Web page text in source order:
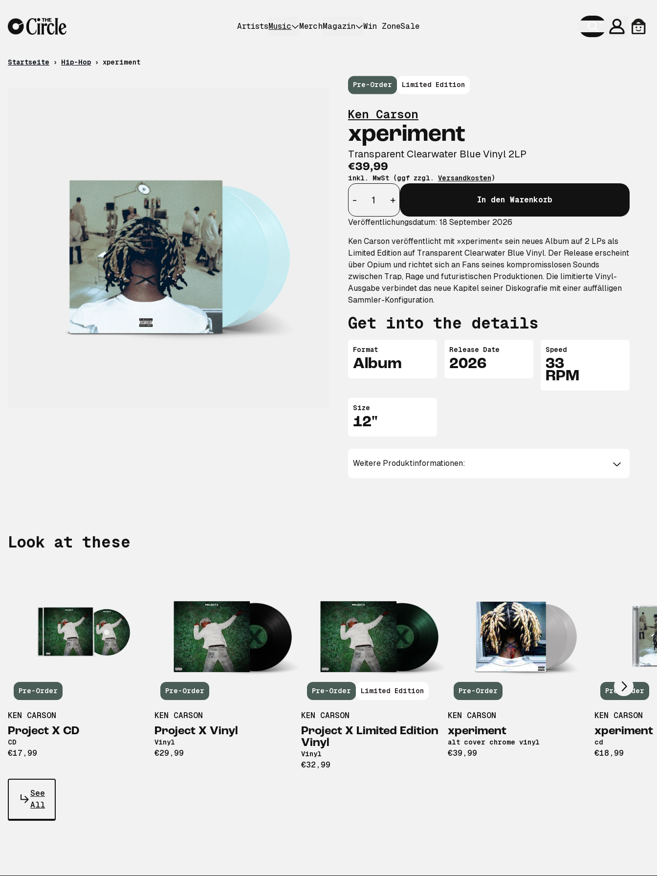
ArtistsMusic MerchMagazin Win ZoneSale
Konto
Startseite › Hip-Hop › xperiment
Ken Carson
xperiment
Transparent Clearwater Blue Vinyl 2LP
€39,99
inkl. MwSt (ggf zzgl. Versandkosten)
Anzahl
-
+ In den Warenkorb
Veröffentlichungsdatum: 18 September 2026
Ken Carson veröffentlicht mit »xperiment« sein neues Album auf 2 LPs als
Limited Edition auf Transparent Clearwater Blue Vinyl. Der Release erscheint
über Opium und richtet sich an Fans seines kompromisslosen Sounds
zwischen Trap, Rage und futuristischen Produktionen. Die limitierte Vinyl-
Ausgabe verbindet das neue Kapitel seiner Diskografie mit einer auffälligen
Sammler-Konfiguration.
Get into the details
Format
Album
Release Date
2026
Speed
33
RPM
Size
12"
Pre-Order Limited Edition
Weitere Produktinformationen:
Look at these
Pre-Order
KEN CARSON
Project X CD
CD
€17,99
Pre-Order
KEN CARSON
Project X Vinyl
Vinyl
€29,99
Pre-Order Limited Edition
KEN CARSON
Project X Limited Edition
Vinyl
Vinyl
€32,99
Pre-Order
KEN CARSON
xperiment
alt cover chrome vinyl
€39,99
Pre-Order
KEN CARSON
xperiment
cd
€18,99
See
All